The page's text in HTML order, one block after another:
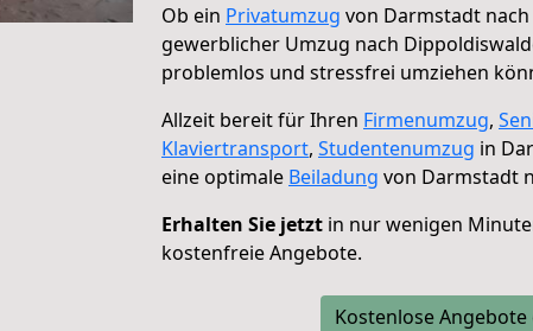
Ob ein Privatumzug von Darmstadt
gewerblicher Umzug nach
problemlos und stressfrei umziehen
Allzeit bereit für Ihren Firmenumzug,
Klaviertransport, Studentenumzug in
eine optimale Beiladung von Darmstadt
Erhalten Sie jetzt in nur wenigen
kostenfreie Angebote.
Kostenlose